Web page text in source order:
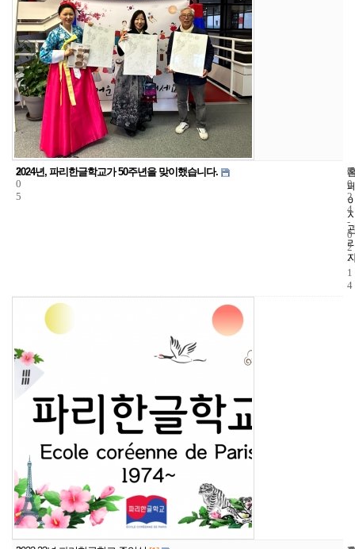
3
0
5
2024년, 파리한글학교가 50주년을 맞이했습니다. 6
2
0
2
4
-
0
2
-
1
4